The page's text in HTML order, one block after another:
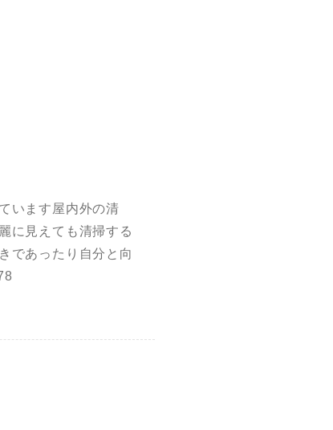
います屋内外の清
に見えても清掃する
であったり自分と向